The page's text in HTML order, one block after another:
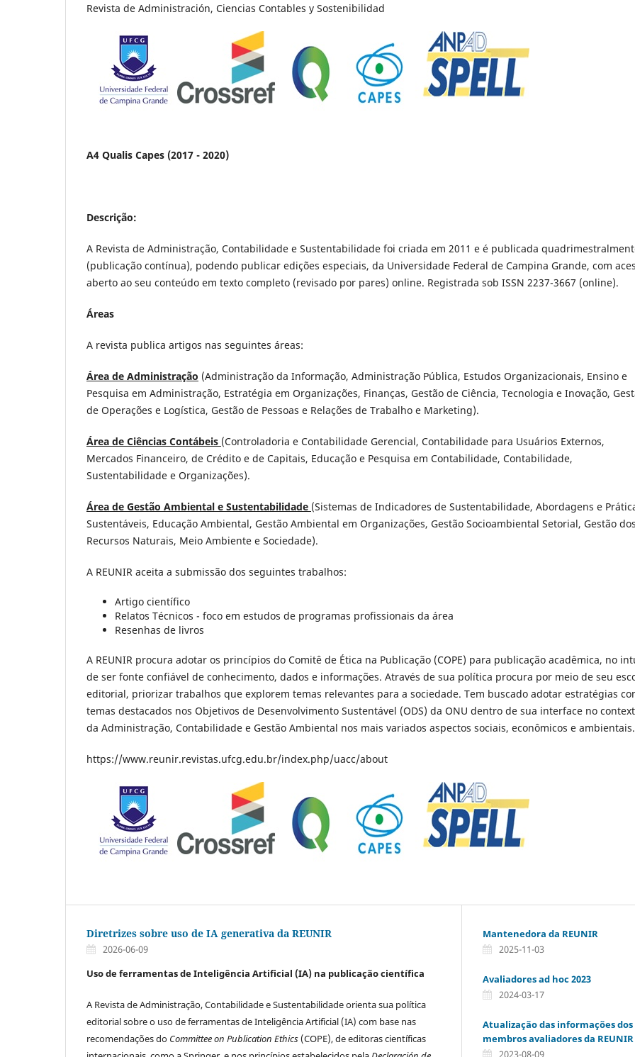
Revista de Administración, Ciencias Contables y Sostenibilidad
A4 Qualis Capes (2017 - 2020)
Descrição:
A Revista de Administração, Contabilidade e Sustentabilidade foi criada em 2011 e é publicada
(publicação contínua), podendo publicar edições especiais, da Universidade Federal de Campina Grande, com
aberto ao seu conteúdo em texto completo (revisado por pares) online. Registrada sob ISSN 2237-3667 (online).
Áreas
A revista publica artigos nas seguintes áreas:
Área de Administração (Administração da Informação, Administração Pública, Estudos Organizacionais, Ensino e
Pesquisa em Administração, Estratégia em Organizações, Finanças, Gestão de Ciência, Tecnologia e Inovação,
de Operações e Logística, Gestão de Pessoas e Relações de Trabalho e Marketing).
Área de Ciências Contábeis (Controladoria e Contabilidade Gerencial, Contabilidade para Usuários Externos,
Mercados Financeiro, de Crédito e de Capitais, Educação e Pesquisa em Contabilidade, Contabilidade,
Sustentabilidade e Organizações).
Área de Gestão Ambiental e Sustentabilidade (Sistemas de Indicadores de Sustentabilidade, Abordagens e
Sustentáveis, Educação Ambiental, Gestão Ambiental em Organizações, Gestão Socioambiental Setorial, Gestão dos
Recursos Naturais, Meio Ambiente e Sociedade).
A REUNIR aceita a submissão dos seguintes trabalhos:
Artigo científico
Relatos Técnicos - foco em estudos de programas profissionais da área
Resenhas de livros
A REUNIR procura adotar os princípios do Comitê de Ética na Publicação (COPE) para publicação acadêmica, no
de ser fonte confiável de conhecimento, dados e informações. Através de sua política procura por meio de seu
editorial, priorizar trabalhos que explorem temas relevantes para a sociedade. Tem buscado adotar estratégias
temas destacados nos Objetivos de Desenvolvimento Sustentável (ODS) da ONU dentro de sua interface no
da Administração, Contabilidade e Gestão Ambiental nos mais variados aspectos sociais, econômicos e ambientais.
https://www.reunir.revistas.ufcg.edu.br/index.php/uacc/about
Diretrizes sobre uso de IA generativa da REUNIR
2026-06-09
Uso de ferramentas de Inteligência Artificial (IA) na publicação científica
A Revista de Administração, Contabilidade e Sustentabilidade orienta sua política
editorial sobre o uso de ferramentas de Inteligência Artificial (IA) com base nas
recomendações do Committee on Publication Ethics (COPE), de editoras científicas
Mantenedora da REUNIR
2025-11-03
Avaliadores ad hoc 2023
2024-03-17
Atualização das informações dos
membros avaliadores da REUNIR
2023-08-09